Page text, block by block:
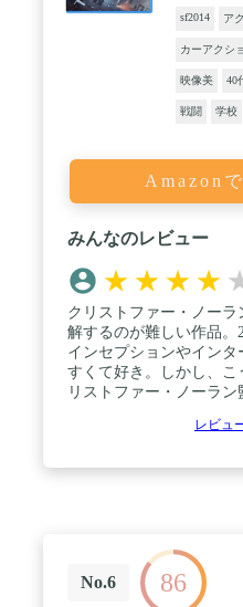
sf2014 ア
カーアクシ
映像美 40
戦闘 学校
Amazon
みんなのレビュー
★ ★ ★ ★
クリストファー・ノー
解するのが難しい作品。
インセプションやイン
すくて好き。しかし、こ
リストファー・ノーラ
レビュ
No.6 86